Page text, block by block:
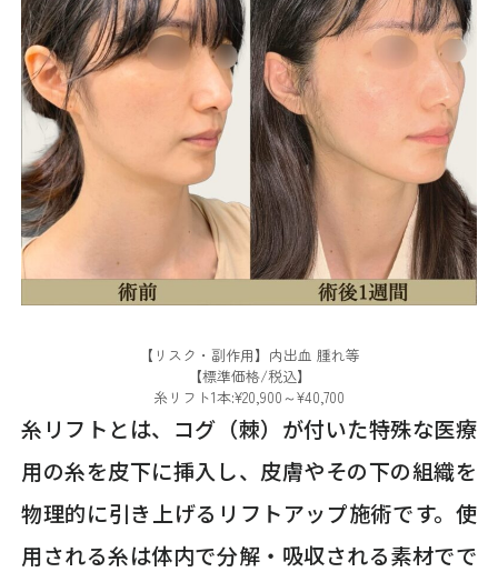
【リスク・副作用】内出血 腫れ等
【標準価格/税込】
糸リフト1本:¥20,900～¥40,700
糸リフトとは、コグ（棘）が付いた特殊な医療
用の糸を皮下に挿入し、皮膚やその下の組織を
物理的に引き上げるリフトアップ施術です。使
用される糸は体内で分解・吸収される素材でで